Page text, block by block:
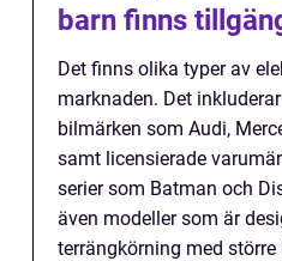
barn finns
Det finns olika typer av
marknaden. Det
bilmärken som Audi,
samt licensierade
serier som Batman och
även modeller som är
terrängkörning med